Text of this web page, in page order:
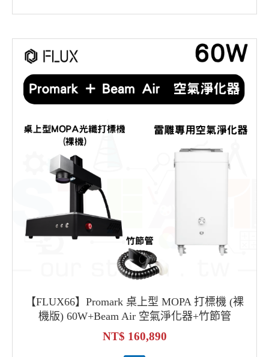
【FLUX66】Promark 桌上型 MOPA 打標機 (裸
機版) 60W+Beam Air 空氣淨化器+竹節管
160,890